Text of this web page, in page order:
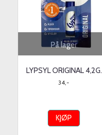
På lager
LYPSYL ORIGINAL 4,2G.
34,-
KJØP